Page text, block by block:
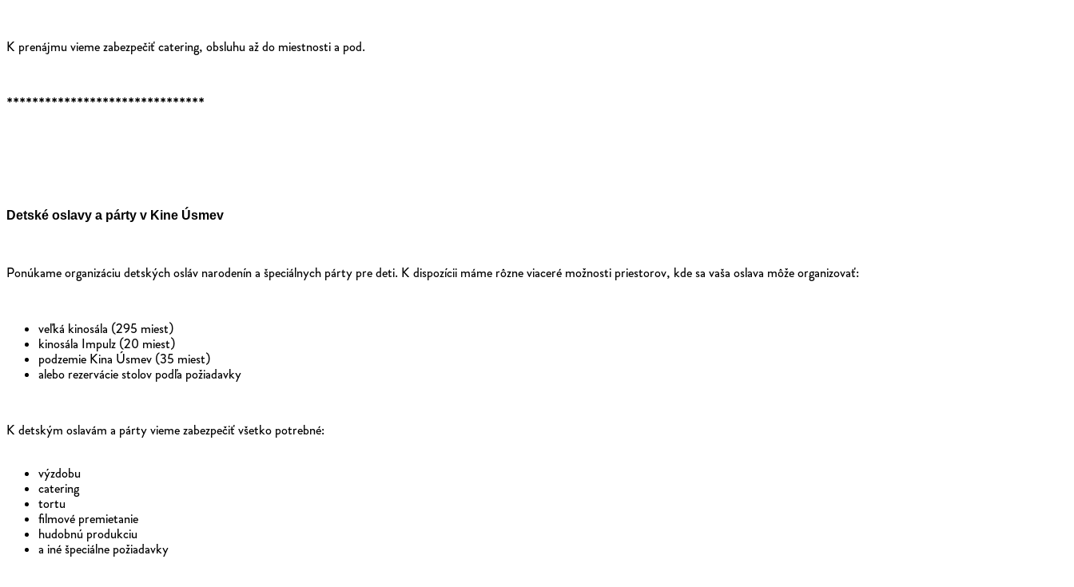
K prenájmu vieme zabezpečiť catering, obsluhu až do miestnosti a pod.
*******************************
Detské oslavy a párty v Kine Úsmev
Ponúkame organizáciu detských osláv narodenín a špeciálnych párty pre deti. K dispozícii máme rôzne viaceré možnosti priestorov, kde sa vaša oslava môže organizovať:
veľká kinosála (295 miest)
kinosála Impulz (20 miest)
podzemie Kina Úsmev (35 miest)
alebo rezervácie stolov podľa požiadavky
K detským oslavám a párty vieme zabezpečiť všetko potrebné:
výzdobu
catering
tortu
filmové premietanie
hudobnú produkciu
a iné špeciálne požiadavky